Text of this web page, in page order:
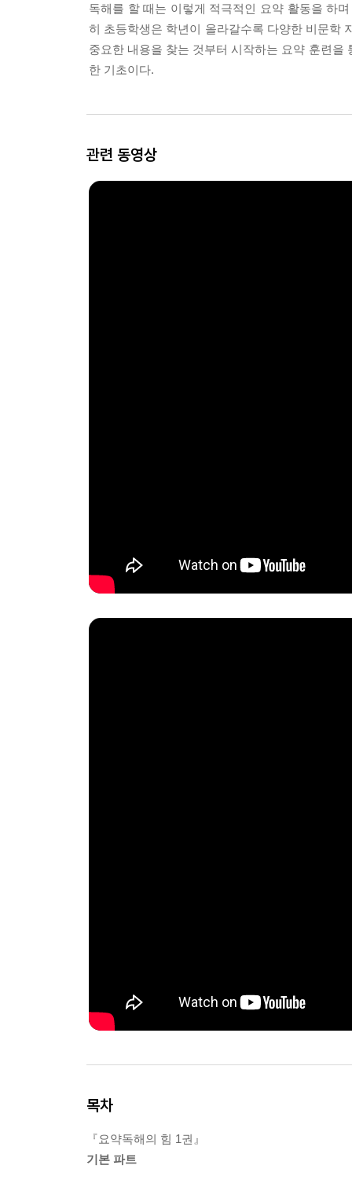
독해를 할 때는 이렇게 적극적인 요약 활동을 하
히 초등학생은 학년이 올라갈수록 다양한 비문학
중요한 내용을 찾는 것부터 시작하는 요약 훈련
한 기초이다.
관련 동영상
목차
『요약독해의 힘 1권』
기본 파트